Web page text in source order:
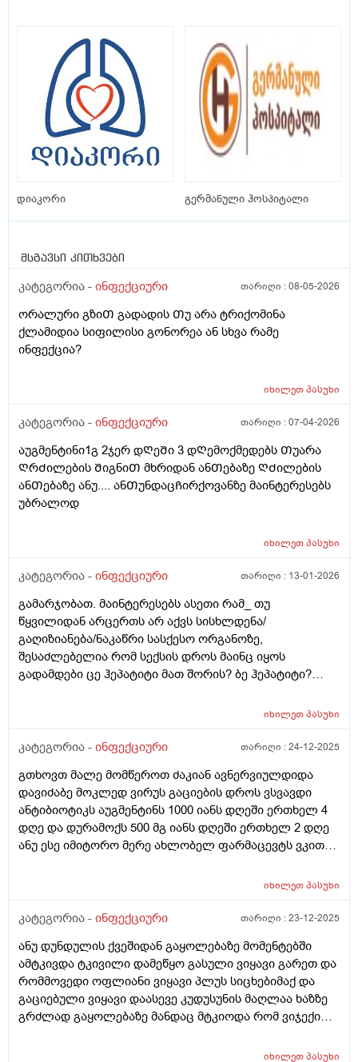
დიაკორი გერმანული ჰოსპიტალი
მსგავსი კითხვები
კატეგორია - ინფექციური თარიღი :08-05-2026
ორალური გზიᲗ გადადის Თუ არა ტრიქომინა
ქლამიდია სიფილისი გონორეა ან სხვა რამე
ინფექცია?
იხილეთპასუხი
კატეგორია - ინფექციური თარიღი :07-04-2026
აუგმენტინი1გ 2ჯერ დᲦეᲨი 3 დᲦემოქმედებს Თუარა
ᲦრᲫილების ᲨიგნიᲗ მხრიდან ანᲗებაზე ᲦᲫილების
ანᲗებაზე ანუ.... ანᲗუნდაცᲩირქოვანზე მაინტერესებს
უბრალოდ
იხილეთპასუხი
კატეგორია - ინფექციური თარიღი : 13-01-2026
გამარჯობათ. მაინტერესებს ასეთი რამ_ თუ
წყვილიდან არცერთს არ აქვს სისხლდენა/
გაღიზიანება/ნაკაწრი სასქესო ორგანოზე,
შესაძლებელია რომ სექსის დროს მაინც იყოს
გადამდები ცე ჰეპატიტი მათ შორის? ბე ჰეპატიტი?
იხილეთპასუხი
კატეგორია - ინფექციური თარიღი :24-12-2025
გთხოვთ მალე მომწეროთ ძაკიან ავნერვიულდიდა
დავიძაბე მოკლედ ვირუს გაციების დროს ვსვავდი
ანტიბიოტიკს აუგმენტინს 1000 იანს დღეში ერთხელ 4
დღე და დურამოქს 500 მგ იანს დღეში ერთხელ 2 დღე
ანუ ესე იმიტორო მერე ახლობელ ფარმაცევტს ვკითხე
2 3 დღედა მთიანად 10 დღეა 37.5 ამდე სიცხე ან 37.4 ან
გამოვკეთებილვარ მაგრამ ახლა რამიხდაარ ვიცი
მაგრამ რიმ მომისმინა სუსტად ისმის ხმა კარგი ხმაარ
მოდისო შეიძლება ნახველი გაქვს დაგრივებულიი
ხშირად ნახველით ხოლი იშვიათად უნახველოდ
ვახველებ ამ ყველაფრის მერე დამეწყო აღმართზე
სიარულზე და სწრაფად სიარულზე იფლიანობა
გუშინ გამეღვიძა გული სუსტად და ნელა მიცემა და
იხილეთპასუხი
კატეგორია - ინფექციური თარიღი :23-12-2025
ანუ დუნდულის ქვეშიდან გაყოლებაზე მომენტებში
ამტკივდა ტკივილი დამეწყო გასული ვიყავი გარეთ და
რომმოვედი ოფლიანი ვიყავი პლუს სიცხებიმაქ და
გაციებული ვიყავი დაასევე კუდუსუნის მაღლაა ხაზზე
გრძლად გაყოლებაზე მანდაც მტკიოდა რომ ვიჯექი
გამიარა და თირკმლის ანთებამ ან ნაწლავების
იხილეთპასუხი